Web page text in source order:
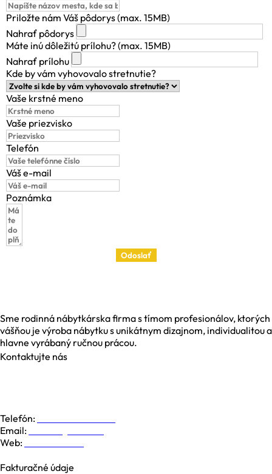
Priložte nám Váš pôdorys (max. 15MB)
Nahrať pôdorys
Máte inú dôležitú prílohu? (max. 15MB)
Nahrať prílohu
Kde by vám vyhovovalo stretnutie?
Vaše krstné meno
Vaše priezvisko
Telefón
Váš e-mail
Poznámka
Odoslať
Sme rodinná nábytkárska firma s tímom profesionálov, ktorých
vášňou je výroba nábytku s unikátnym dizajnom, individualitou a
hlavne vyrábaný ručnou prácou.
Kontaktujte nás
Telefón:
Email:
Web:
Fakturačné údaje